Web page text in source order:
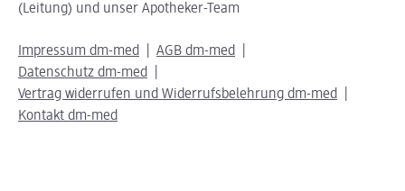
(Leitung) und unser Apotheker-Team
Impressum dm-med
AGB dm-med
Datenschutz dm-med
Vertrag widerrufen und Widerrufsbelehrung dm-med
Kontakt dm-med